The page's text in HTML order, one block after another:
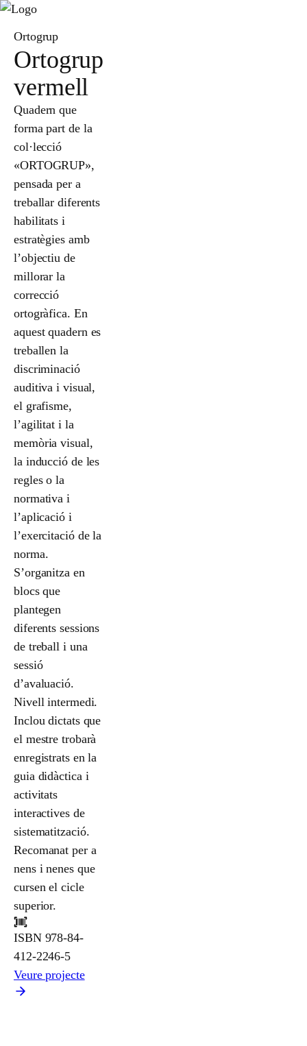
Ortogrup
Ortogrup
vermell
Quadern que
forma part de la
col·lecció
«ORTOGRUP»,
pensada per a
treballar diferents
habilitats i
estratègies amb
l’objectiu de
millorar la
correcció
ortogràfica. En
aquest quadern es
treballen la
discriminació
auditiva i visual,
el grafisme,
l’agilitat i la
memòria visual,
la inducció de les
regles o la
normativa i
l’aplicació i
l’exercitació de la
norma.
S’organitza en
blocs que
plantegen
diferents sessions
de treball i una
sessió
d’avaluació.
Nivell intermedi.
Inclou dictats que
el mestre trobarà
enregistrats en la
guia didàctica i
activitats
interactives de
sistematització.
Recomanat per a
nens i nenes que
cursen el cicle
superior.
ISBN 978-84-
412-2246-5
Veure projecte